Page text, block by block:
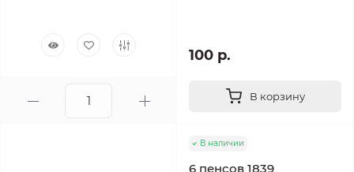
100 р.
В корзину
В наличии
6 пенсов 1839